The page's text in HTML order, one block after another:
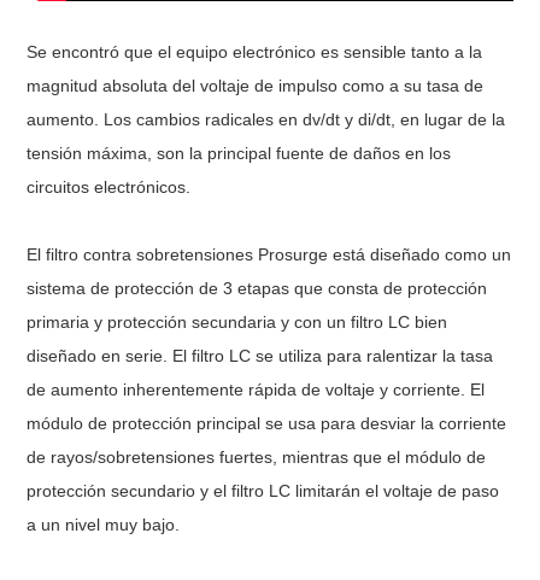
Se encontró que el equipo electrónico es sensible tanto a la
magnitud absoluta del voltaje de impulso como a su tasa de
aumento. Los cambios radicales en dv/dt y di/dt, en lugar de la
tensión máxima, son la principal fuente de daños en los
circuitos electrónicos.
El filtro contra sobretensiones Prosurge está diseñado como un
sistema de protección de 3 etapas que consta de protección
primaria y protección secundaria y con un filtro LC bien
diseñado en serie. El filtro LC se utiliza para ralentizar la tasa
de aumento inherentemente rápida de voltaje y corriente. El
módulo de protección principal se usa para desviar la corriente
de rayos/sobretensiones fuertes, mientras que el módulo de
protección secundario y el filtro LC limitarán el voltaje de paso
a un nivel muy bajo.